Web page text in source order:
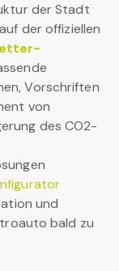
der Stadt
der offiziellen
Vorschriften
von
des CO2-
und
bald zu